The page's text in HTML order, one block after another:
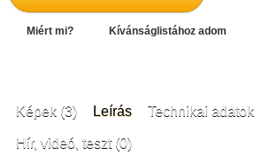
Miért mi? Kívánságlistához adom
Képek (3) Leírás Technikai adatok
Hír, videó, teszt (0)